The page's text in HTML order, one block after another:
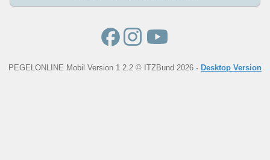
PEGELONLINE Mobil Version 1.2.2 © ITZBund 2026 - Desktop Version